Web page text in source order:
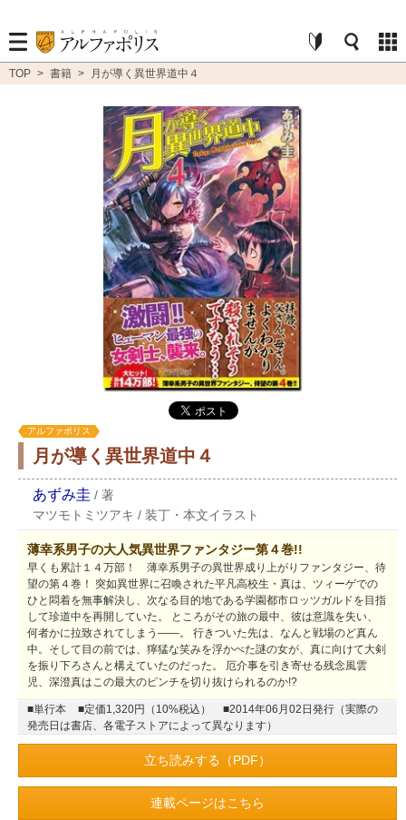
TOP > 書籍 > 月が導く異世界道中４
アルファポリス
月が導く異世界道中４
あずみ圭 / 著
マツモトミツアキ / 装丁・本文イラスト
薄幸系男子の大人気異世界ファンタジー第４巻!!
早くも累計１４万部！ 薄幸系男子の異世界成り上がりファンタジー、待
望の第４巻！ 突如異世界に召喚された平凡高校生・真は、ツィーゲでの
ひと悶着を無事解決し、次なる目的地である学園都市ロッツガルドを目指
して珍道中を再開していた。 ところがその旅の最中、彼は意識を失い、
何者かに拉致されてしまう――。 行きついた先は、なんと戦場のど真ん
中。そして目の前では、獰猛な笑みを浮かべた謎の女が、真に向けて大剣
を振り下ろさんと構えていたのだった。 厄介事を引き寄せる残念風雲
児、深澄真はこの最大のピンチを切り抜けられるのか!?
■単行本 ■定価1,320円（10%税込）
■2014年06月02日発行（実際の
発売日は書店、各電子ストアによって異なります）
立ち読みする（PDF）
連載ページはこちら